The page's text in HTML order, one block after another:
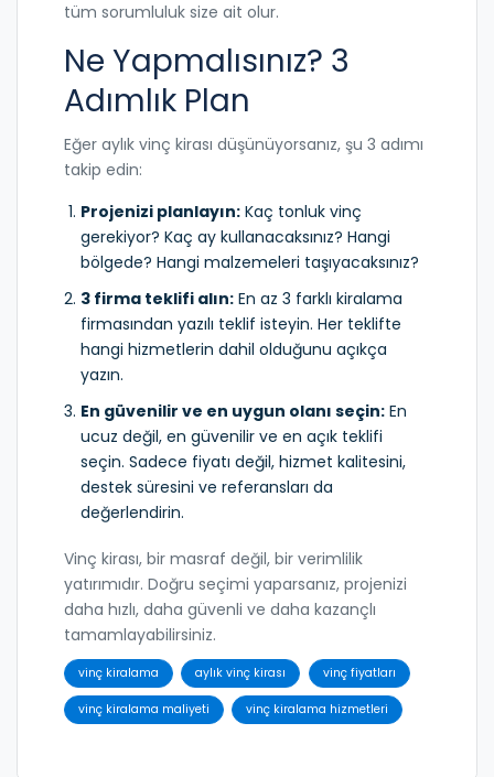
tüm sorumluluk size ait olur.
Ne Yapmalısınız? 3
Adımlık Plan
Eğer aylık vinç kirası düşünüyorsanız, şu 3 adımı
takip edin:
Projenizi planlayın: Kaç tonluk vinç
gerekiyor? Kaç ay kullanacaksınız? Hangi
bölgede? Hangi malzemeleri taşıyacaksınız?
3 firma teklifi alın: En az 3 farklı kiralama
firmasından yazılı teklif isteyin. Her teklifte
hangi hizmetlerin dahil olduğunu açıkça
yazın.
En güvenilir ve en uygun olanı seçin: En
ucuz değil, en güvenilir ve en açık teklifi
seçin. Sadece fiyatı değil, hizmet kalitesini,
destek süresini ve referansları da
değerlendirin.
Vinç kirası, bir masraf değil, bir verimlilik
yatırımıdır. Doğru seçimi yaparsanız, projenizi
daha hızlı, daha güvenli ve daha kazançlı
tamamlayabilirsiniz.
vinç kiralama aylık vinç kirası vinç fiyatları
vinç kiralama maliyeti vinç kiralama hizmetleri